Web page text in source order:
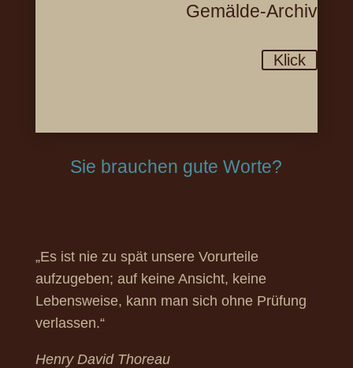
Gemälde-Archiv
Klick
Sie brauchen gute Worte?
„Es ist nie zu spät unsere Vorurteile
aufzugeben; auf keine Ansicht, keine
Lebensweise, kann man sich ohne Prüfung
verlassen.“
Henry David Thoreau